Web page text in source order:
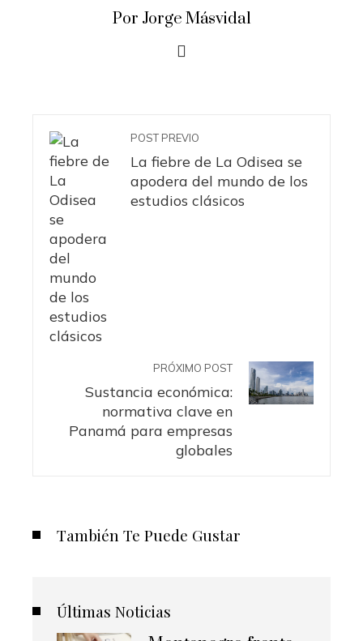
Por Jorge Másvidal
POST PREVIO
La fiebre de La Odisea se
apodera del mundo de los
estudios clásicos
PRÓXIMO POST
Sustancia económica:
normativa clave en
Panamá para empresas
globales
También Te Puede Gustar
Últimas Noticias